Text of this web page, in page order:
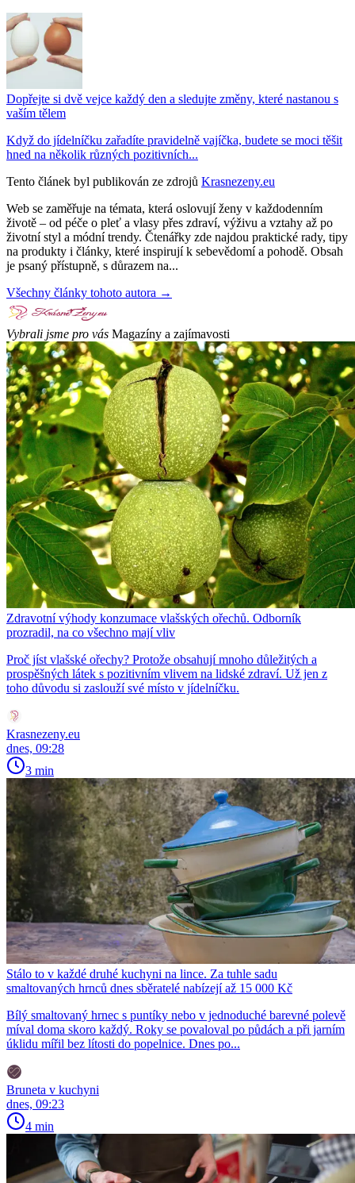
Dopřejte si dvě vejce každý den a sledujte změny, které nastanou s
vaším tělem
Když do jídelníčku zařadíte pravidelně vajíčka, budete se moci těšit
hned na několik různých pozitivních...
Tento článek byl publikován ze zdrojů Krasnezeny.eu
Web se zaměřuje na témata, která oslovují ženy v každodenním
životě – od péče o pleť a vlasy přes zdraví, výživu a vztahy až po
životní styl a módní trendy. Čtenářky zde najdou praktické rady, tipy
na produkty i články, které inspirují k sebevědomí a pohodě. Obsah
je psaný přístupně, s důrazem na...
Všechny články tohoto autora →
Vybrali jsme pro vás Magazíny a zajímavosti
Zdravotní výhody konzumace vlašských ořechů. Odborník
prozradil, na co všechno mají vliv
Proč jíst vlašské ořechy? Protože obsahují mnoho důležitých a
prospěšných látek s pozitivním vlivem na lidské zdraví. Už jen z
toho důvodu si zaslouží své místo v jídelníčku.
Krasnezeny.eu
dnes, 09:28
3 min
Stálo to v každé druhé kuchyni na lince. Za tuhle sadu
smaltovaných hrnců dnes sběratelé nabízejí až 15 000 Kč
Bílý smaltovaný hrnec s puntíky nebo v jednoduché barevné polevě
míval doma skoro každý. Roky se povaloval po půdách a při jarním
úklidu mířil bez lítosti do popelnice. Dnes po...
Bruneta v kuchyni
dnes, 09:23
4 min